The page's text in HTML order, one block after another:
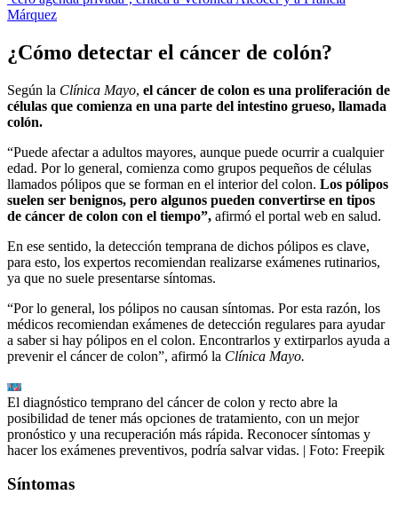
Márquez
¿Cómo detectar el cáncer de colón?
Según la Clínica Mayo, el cáncer de colon es una proliferación de
células que comienza en una parte del intestino grueso, llamada
colón.
“Puede afectar a adultos mayores, aunque puede ocurrir a cualquier
edad. Por lo general, comienza como grupos pequeños de células
llamados pólipos que se forman en el interior del colon. Los pólipos
suelen ser benignos, pero algunos pueden convertirse en tipos
de cáncer de colon con el tiempo”, afirmó el portal web en salud.
En ese sentido, la detección temprana de dichos pólipos es clave,
para esto, los expertos recomiendan realizarse exámenes rutinarios,
ya que no suele presentarse síntomas.
“Por lo general, los pólipos no causan síntomas. Por esta razón, los
médicos recomiendan exámenes de detección regulares para ayudar
a saber si hay pólipos en el colon. Encontrarlos y extirparlos ayuda a
prevenir el cáncer de colon”, afirmó la Clínica Mayo.
El diagnóstico temprano del cáncer de colon y recto abre la
posibilidad de tener más opciones de tratamiento, con un mejor
pronóstico y una recuperación más rápida. Reconocer síntomas y
hacer los exámenes preventivos, podría salvar vidas. | Foto: Freepik
Síntomas